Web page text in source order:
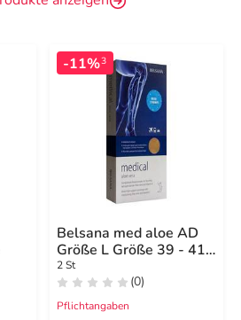
-11%3
Belsana med aloe AD
Größe L Größe 39 - 41
beige
2 St
(0)
Pflichtangaben